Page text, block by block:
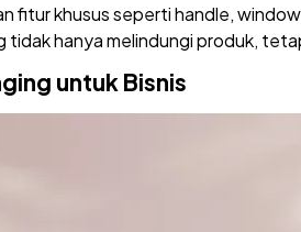
fitur khusus seperti handle,
tidak hanya melindungi produk,
untuk Bisnis